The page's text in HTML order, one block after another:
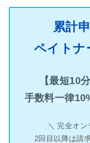
累計
ペイトナ
【最短10
手数料一律
＼ 完全オン
2回目以降は請